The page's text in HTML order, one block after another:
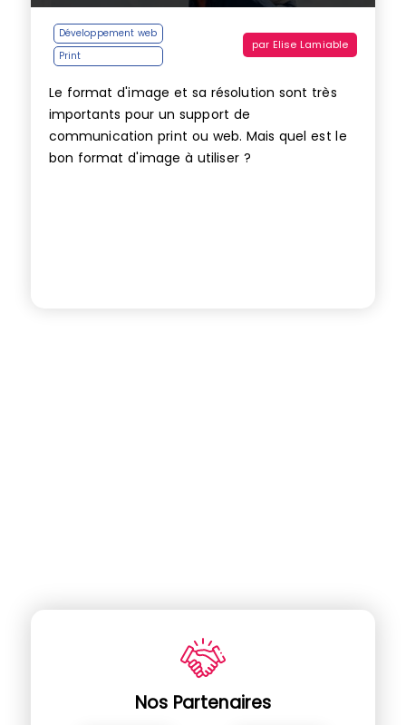
Développement web
Print
par Elise Lamiable
Le format d'image et sa résolution sont très
importants pour un support de
communication print ou web. Mais quel est le
bon format d'image à utiliser ?
Nos Partenaires